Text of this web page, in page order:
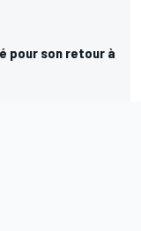
pour son retour à